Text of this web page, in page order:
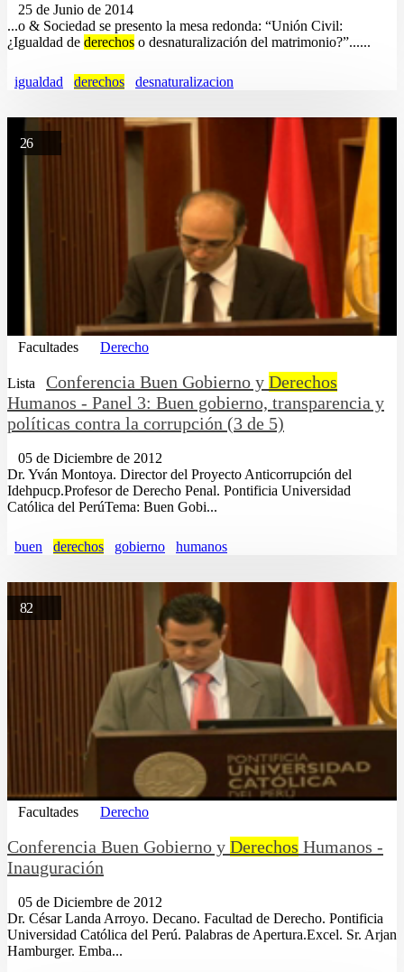
25 de Junio de 2014
...o & Sociedad se presento la mesa redonda: “Unión Civil:
¿Igualdad de derechos o desnaturalización del matrimonio?”......
igualdad derechos desnaturalizacion
26
Facultades Derecho
Lista Conferencia Buen Gobierno y Derechos
Humanos - Panel 3: Buen gobierno, transparencia y
políticas contra la corrupción (3 de 5)
05 de Diciembre de 2012
Dr. Yván Montoya. Director del Proyecto Anticorrupción del
Idehpucp.Profesor de Derecho Penal. Pontificia Universidad
Católica del PerúTema: Buen Gobi...
buen derechos gobierno humanos
82
Facultades Derecho
Conferencia Buen Gobierno y Derechos Humanos -
Inauguración
05 de Diciembre de 2012
Dr. César Landa Arroyo. Decano. Facultad de Derecho. Pontificia
Universidad Católica del Perú. Palabras de Apertura.Excel. Sr. Arjan
Hamburger. Emba...